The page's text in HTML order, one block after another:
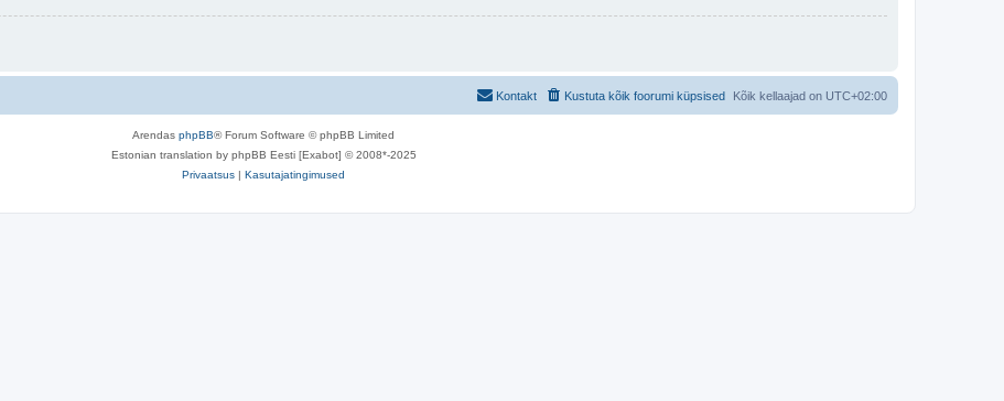
Kõik kellaajad on UTC+02:00
Kustuta kõik foorumi küpsised
Kontakt
Arendas phpBB® Forum Software © phpBB Limited
Estonian translation by phpBB Eesti [Exabot] © 2008*-2025
Privaatsus | Kasutajatingimused